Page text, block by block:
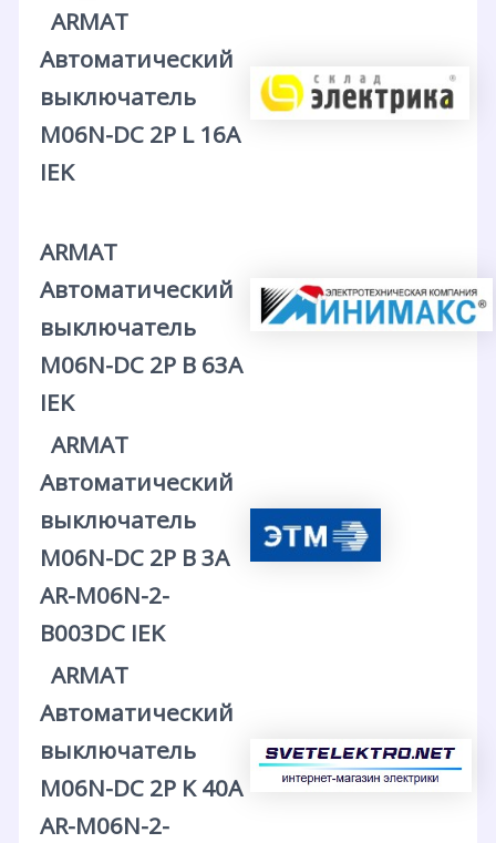
ARMAT
Автоматический
выключатель
M06N-DC 2P L 16А
IEK
ARMAT
Автоматический
выключатель
M06N-DC 2P B 63А
IEK
ARMAT
Автоматический
выключатель
M06N-DC 2P B 3А
AR-M06N-2-
B003DC IEK
ARMAT
Автоматический
выключатель
M06N-DC 2P K 40А
AR-M06N-2-